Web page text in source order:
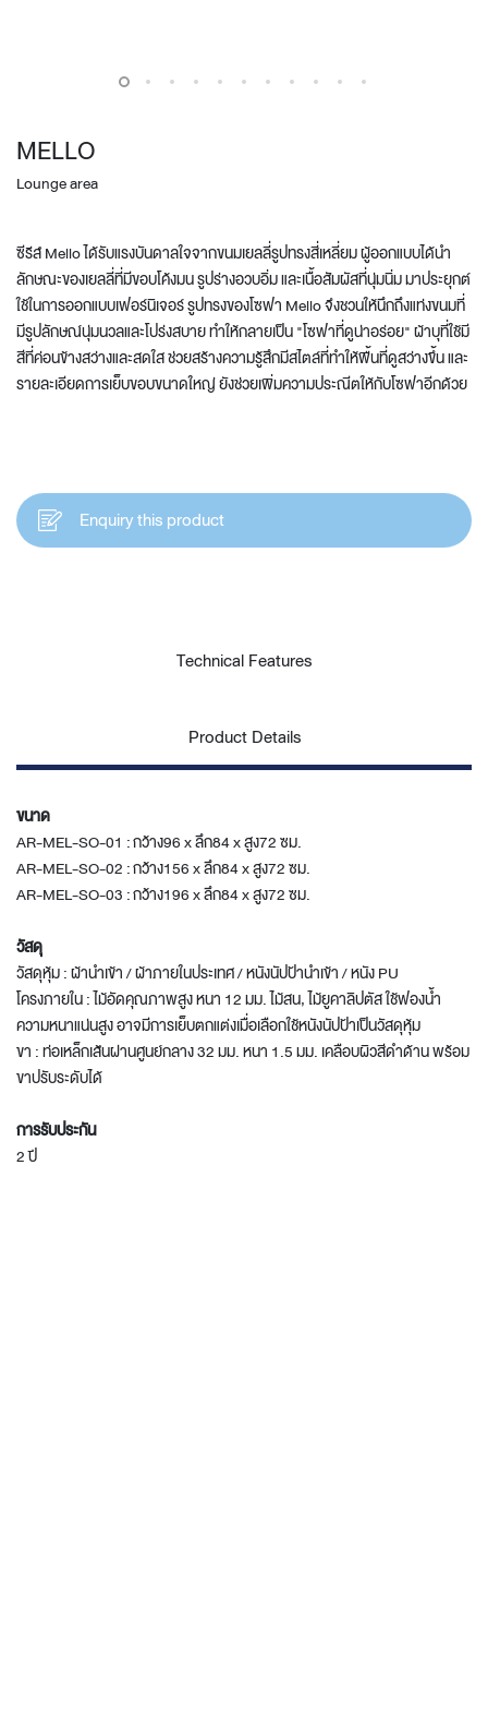
MELLO
Lounge area
ซีรีส์ Mello ได้รับแรงบันดาลใจจากขนมเยลลี่รูปทรงสี่เหลี่ยม ผู้ออกแบบได้นำ
ลักษณะของเยลลี่ที่มีขอบโค้งมน รูปร่างอวบอิ่ม และเนื้อสัมผัสที่นุ่มนิ่ม มาประยุกต์
ใช้ในการออกแบบเฟอร์นิเจอร์ รูปทรงของโซฟา Mello จึงชวนให้นึกถึงแท่งขนมที่
มีรูปลักษณ์นุ่มนวลและโปร่งสบาย ทำให้กลายเป็น "โซฟาที่ดูน่าอร่อย" ผ้าบุที่ใช้มี
สีที่ค่อนข้างสว่างและสดใส ช่วยสร้างความรู้สึกมีสไตล์ที่ทำให้พื้นที่ดูสว่างขึ้น และ
รายละเอียดการเย็บขอบขนาดใหญ่ ยังช่วยเพิ่มความประณีตให้กับโซฟาอีกด้วย
Enquiry this product
Technical Features
Product Details
ขนาด
AR-MEL-SO-01 : กว้าง96 x ลึก84 x สูง72 ซม.
AR-MEL-SO-02 : กว้าง156 x ลึก84 x สูง72 ซม.
AR-MEL-SO-03 : กว้าง196 x ลึก84 x สูง72 ซม.
วัสดุ
วัสดุหุ้ม : ผ้านำเข้า / ผ้าภายในประเทศ / หนังนัปป้านำเข้า / หนัง PU
โครงภายใน : ไม้อัดคุณภาพสูง หนา 12 มม. ไม้สน, ไม้ยูคาลิปตัส ใช้ฟองน้ำ
ความหนาแน่นสูง อาจมีการเย็บตกแต่งเมื่อเลือกใช้หนังนัปป้าเป็นวัสดุหุ้ม
ขา : ท่อเหล็กเส้นผ่านศูนย์กลาง 32 มม. หนา 1.5 มม. เคลือบผิวสีดำด้าน พร้อม
ขาปรับระดับได้
การรับประกัน
2 ปี